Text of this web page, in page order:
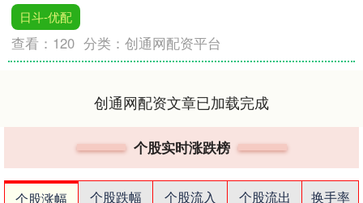
日斗-优配
查看： 120 分类：创通网配资平台
创通网配资文章已加载完成
个股实时涨跌榜
个股涨幅 个股跌幅 个股流入 个股流出
换手率